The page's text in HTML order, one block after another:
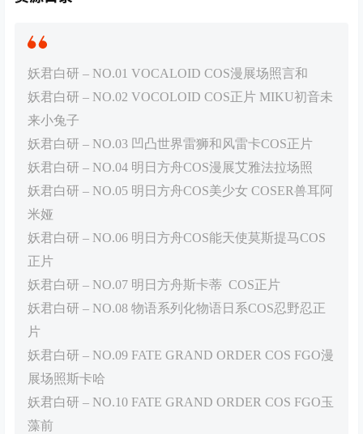
妖君白研 – NO.01 VOCALOID COS漫展场照言和
妖君白研 – NO.02 VOCOLOID COS正片 MIKU初音未
来小兔子
妖君白研 – NO.03 凹凸世界雷狮和风雷卡COS正片
妖君白研 – NO.04 明日方舟COS漫展艾雅法拉场照
妖君白研 – NO.05 明日方舟COS美少女 COSER兽耳阿
米娅
妖君白研 – NO.06 明日方舟COS能天使莫斯提马COS
正片
妖君白研 – NO.07 明日方舟斯卡蒂 COS正片
妖君白研 – NO.08 物语系列化物语日系COS忍野忍正
片
妖君白研 – NO.09 FATE GRAND ORDER COS FGO漫
展场照斯卡哈
妖君白研 – NO.10 FATE GRAND ORDER COS FGO玉
藻前